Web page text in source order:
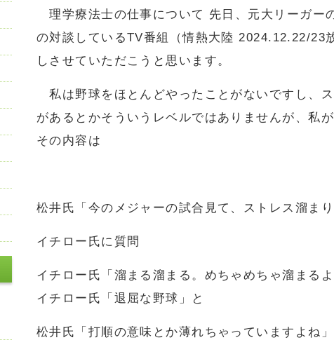
理学療法士の仕事について 先日、元大リーガー
の対談しているTV番組（情熱大陸 2024.12.22/23
しさせていただこうと思います。
私は野球をほとんどやったことがないですし、
があるとかそういうレベルではありませんが、私
その内容は
松井氏「今のメジャーの試合見て、ストレス溜ま
イチロー氏に質問
イチロー氏「溜まる溜まる。めちゃめちゃ溜まる
イチロー氏「退屈な野球」と
松井氏「打順の意味とか薄れちゃっていますよね